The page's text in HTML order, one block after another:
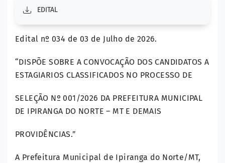
EDITAL
Edital nº 034 de 03 de Julho de 2026.
“DISPÕE SOBRE A CONVOCAÇÃO DOS CANDIDATOS A
ESTAGIARIOS CLASSIFICADOS NO PROCESSO DE
SELEÇÃO Nº 001/2026 DA PREFEITURA MUNICIPAL
DE IPIRANGA DO NORTE – MT E DEMAIS
PROVIDÊNCIAS.”
A Prefeitura Municipal de Ipiranga do Norte/MT,